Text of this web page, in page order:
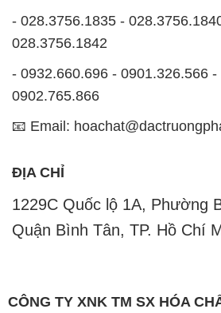
- 028.3756.1835 -
028.3756.1842
- 0932.660.696 - 0901.326.566
0902.765.866
📧 Email:
ĐỊA CHỈ
1229C Quốc lộ 1A, Phường
Quận Bình Tân, TP. Hồ Chí
CÔNG TY XNK TM SX HÓA